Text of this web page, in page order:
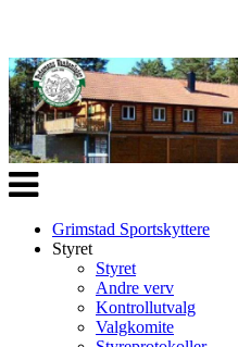
Veksle
navigasjon
Grimstad Sportskyttere
Styret
Styret
Andre verv
Kontrollutvalg
Valgkomite